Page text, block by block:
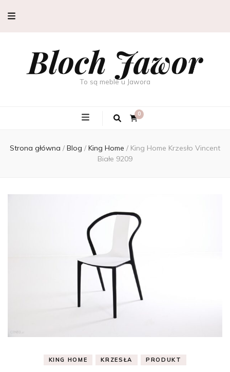
Bloch Jawor
To są meble u Jawora
0
Strona główna / Blog / King Home / King Home Krzesło Vincent
Białe 9209
KING HOME KRZESŁA PRODUKT